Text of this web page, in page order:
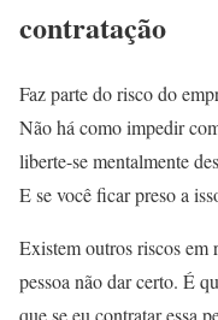
contratação
Faz parte do risco do
Não há como impedir
liberte-se mentalmente
E se você ficar preso a
Existem outros riscos em
pessoa não dar certo. É
que se eu contratar essa